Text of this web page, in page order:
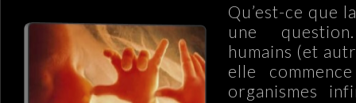
Qu’est-ce que
une
humains (et
elle
organismes